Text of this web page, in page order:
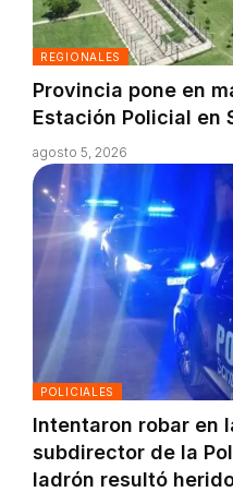
REGIONALES
Provincia pone en
Estación Policial en
agosto 5, 2026
POLICIALES
Intentaron robar en
subdirector de la
ladrón resultó